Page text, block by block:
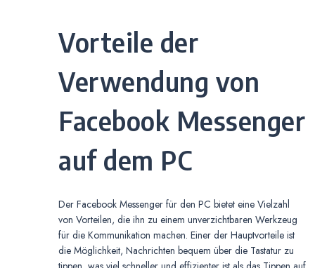
Vorteile der
Verwendung von
Facebook Messenger
auf dem PC
Der Facebook Messenger für den PC bietet eine Vielzahl
von Vorteilen, die ihn zu einem unverzichtbaren Werkzeug
für die Kommunikation machen. Einer der Hauptvorteile ist
die Möglichkeit, Nachrichten bequem über die Tastatur zu